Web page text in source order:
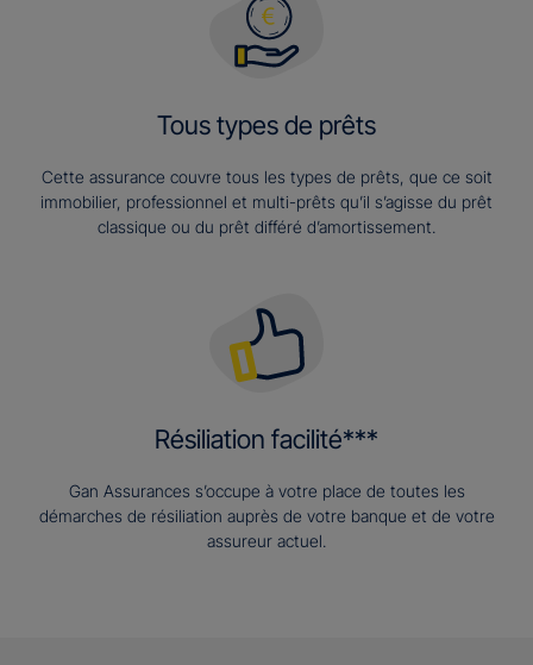
Tous types de prêts
Cette assurance couvre tous les types de prêts, que ce soit
immobilier, professionnel et multi-prêts qu’il s’agisse du prêt
classique ou du prêt différé d’amortissement.
Résiliation facilité***
Gan Assurances s’occupe à votre place de toutes les
démarches de résiliation auprès de votre banque et de votre
assureur actuel.